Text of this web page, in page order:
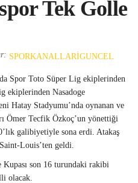
Tek Golle
SPORKANALLARIGUNCEL
Spor Toto Süper Lig ekiplerinden
ekiplerinden Nasadoge
Hatay Stadyumu’nda oynanan ve
Ömer Tecfik Özkoç’un yönettiği
galibiyetiyle sona erdi. Atakaş
Louis’ten geldi.
son 16 turundaki rakibi
olacak.